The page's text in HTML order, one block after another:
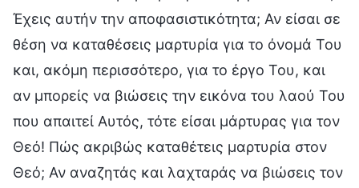
Έχεις αυτήν την αποφασιστικότητα; Αν είσαι σε
θέση να καταθέσεις μαρτυρία για το όνομά Του
και, ακόμη περισσότερο, για το έργο Του, και
αν μπορείς να βιώσεις την εικόνα του λαού Του
που απαιτεί Αυτός, τότε είσαι μάρτυρας για τον
Θεό! Πώς ακριβώς καταθέτεις μαρτυρία στον
Θεό; Αν αναζητάς και λαχταράς να βιώσεις τον